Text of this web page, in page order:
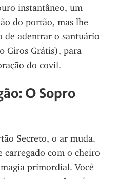
instantâneo, um
do portão, mas lhe
de adentrar o santuário
Giros Grátis), para
do covil.
O Sopro
Secreto, o ar muda.
carregado com o cheiro
primordial. Você